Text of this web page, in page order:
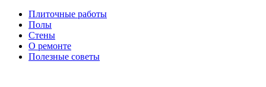
Плиточные работы
Полы
Стены
О ремонте
Полезные советы